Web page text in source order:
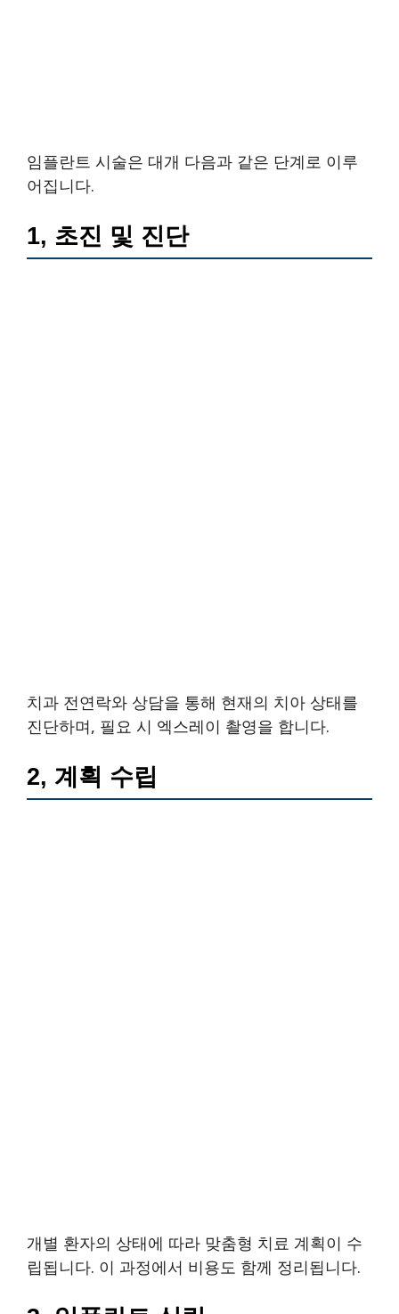
임플란트 시술은 대개 다음과 같은 단계로 이루
어집니다.
1, 초진 및 진단
치과 전연락와 상담을 통해 현재의 치아 상태를
진단하며, 필요 시 엑스레이 촬영을 합니다.
2, 계획 수립
개별 환자의 상태에 따라 맞춤형 치료 계획이 수
립됩니다. 이 과정에서 비용도 함께 정리됩니다.